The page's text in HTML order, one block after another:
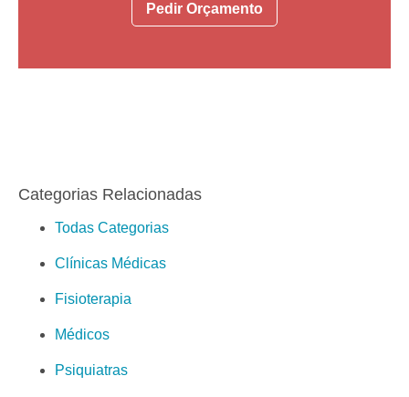
Pedir Orçamento
Categorias Relacionadas
Todas Categorias
Clínicas Médicas
Fisioterapia
Médicos
Psiquiatras